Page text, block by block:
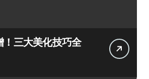
！三大美化技巧全